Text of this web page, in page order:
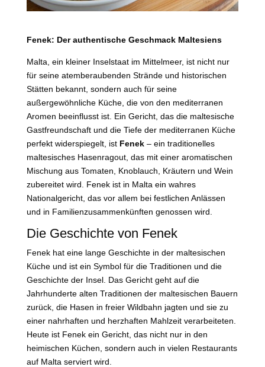
Fenek: Der authentische Geschmack Maltesiens
Malta, ein kleiner Inselstaat im Mittelmeer, ist nicht nur
für seine atemberaubenden Strände und historischen
Stätten bekannt, sondern auch für seine
außergewöhnliche Küche, die von den mediterranen
Aromen beeinflusst ist. Ein Gericht, das die maltesische
Gastfreundschaft und die Tiefe der mediterranen Küche
perfekt widerspiegelt, ist Fenek– ein traditionelles
maltesisches Hasenragout, das mit einer aromatischen
Mischung aus Tomaten, Knoblauch, Kräutern und Wein
zubereitet wird. Fenek ist in Malta ein wahres
Nationalgericht, das vor allem bei festlichen Anlässen
und in Familienzusammenkünften genossen wird.
Die Geschichte von Fenek
Fenek hat eine lange Geschichte in der maltesischen
Küche und ist ein Symbol für die Traditionen und die
Geschichte der Insel. Das Gericht geht auf die
Jahrhunderte alten Traditionen der maltesischen Bauern
zurück, die Hasen in freier Wildbahn jagten und sie zu
einer nahrhaften und herzhaften Mahlzeit verarbeiteten.
Heute ist Fenek ein Gericht, das nicht nur in den
heimischen Küchen, sondern auch in vielen Restaurants
auf Malta serviert wird.